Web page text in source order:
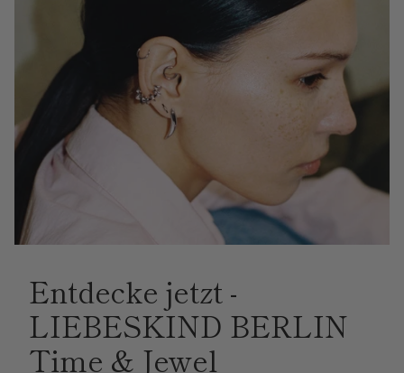
Entdecke jetzt -
LIEBESKIND BERLIN
Time & Jewel